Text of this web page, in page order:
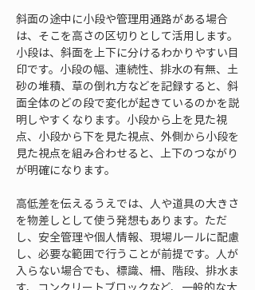
斜面の途中に小段や管理用通路がある場合
は、そこを高さの区切りとして活用します。
小段は、斜面を上下に分けるわかりやすい目
印です。小段の幅、連続性、排水の有無、土
砂の堆積、草の倒れ方などを記録すると、斜
面全体のどの段で変化が起きているのかを説
明しやすくなります。小段から上を見た視
点、小段から下を見た視点、外側から小段を
見た視点を組み合わせると、上下のつながり
が明確になります。
高低差を伝えるうえでは、人や道具の大きさ
を物差しとして使う発想もあります。ただ
し、安全管理や個人情報、現場ルールに配慮
し、必要な範囲で行うことが前提です。人が
入らない場合でも、標識、柵、階段、排水ま
す、コンクリートブロックなど、一般的な大